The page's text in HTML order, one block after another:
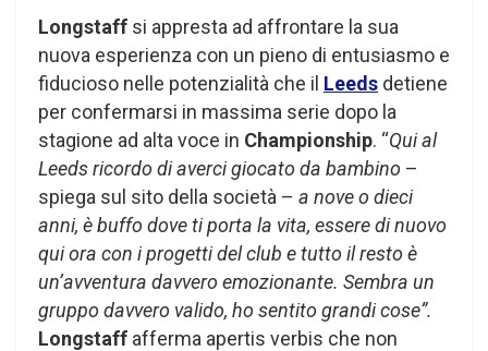
Longstaff si appresta ad affrontare la sua
nuova esperienza con un pieno di entusiasmo e
fiducioso nelle potenzialità che il Leeds detiene
per confermarsi in massima serie dopo la
stagione ad alta voce in Championship. “Qui al
Leeds ricordo di averci giocato da bambino –
spiega sul sito della società – a nove o dieci
anni, è buffo dove ti porta la vita, essere di nuovo
qui ora con i progetti del club e tutto il resto è
un’avventura davvero emozionante. Sembra un
gruppo davvero valido, ho sentito grandi cose”.
Longstaff afferma apertis verbis che non